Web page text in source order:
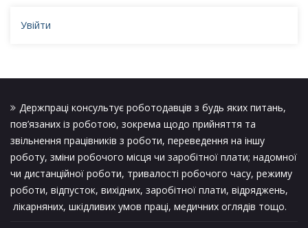
Увійти
Держпраці консультує роботодавців з будь яких питань,
пов’язаних із роботою, зокрема щодо прийняття та
звільнення працівників з роботи, переведення на іншу
роботу, зміни робочого місця чи заробітної плати; надомної
чи дистанційної роботи, тривалості робочого часу, режиму
роботи, відпусток, вихідних, заробітної плати, відряджень,
лікарняних, шкідливих умов праці, медичних оглядів тощо.